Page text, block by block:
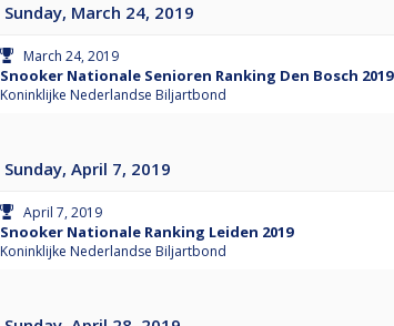
Sunday, March 24, 2019
March 24, 2019
Snooker Nationale Senioren Ranking Den Bosch 2019
Koninklijke Nederlandse Biljartbond
Sunday, April 7, 2019
April 7, 2019
Snooker Nationale Ranking Leiden 2019
Koninklijke Nederlandse Biljartbond